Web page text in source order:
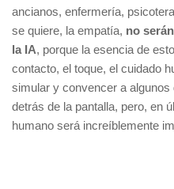
ancianos, enfermería,
se quiere, la empatía, no
la IA, porque la esencia de
contacto, el toque, el cuidado
simular y convencer a
detrás de la pantalla, pero, en
humano será increíblemente